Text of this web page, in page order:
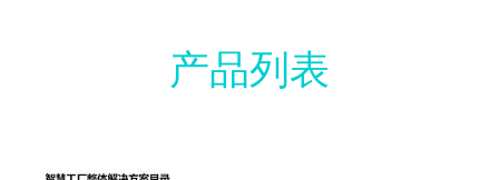
产品列表